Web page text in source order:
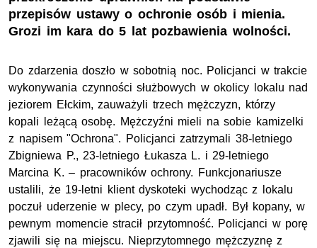
przepisów ustawy o ochronie osób i mienia.
Grozi im kara do 5 lat pozbawienia wolności.
Do zdarzenia doszło w sobotnią noc. Policjanci w trakcie
wykonywania czynności służbowych w okolicy lokalu nad
jeziorem Ełckim, zauważyli trzech mężczyzn, którzy
kopali leżącą osobę. Mężczyźni mieli na sobie kamizelki
z napisem "Ochrona". Policjanci zatrzymali 38-letniego
Zbigniewa P., 23-letniego Łukasza L. i 29-letniego
Marcina K. – pracowników ochrony. Funkcjonariusze
ustalili, że 19-letni klient dyskoteki wychodząc z lokalu
poczuł uderzenie w plecy, po czym upadł. Był kopany, w
pewnym momencie stracił przytomność. Policjanci w porę
zjawili się na miejscu. Nieprzytomnego mężczyznę z